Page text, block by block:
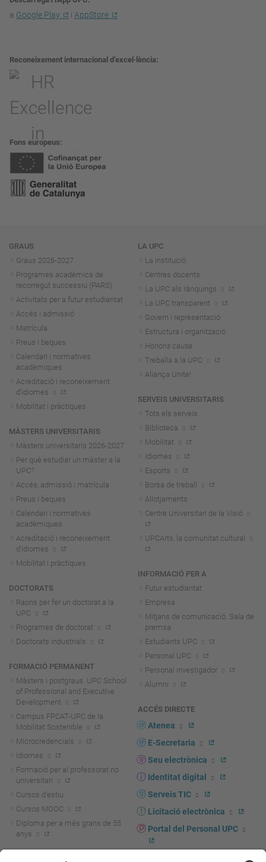
a Google Play i AppStore
Reconeixement internacional d’excel·lència
Fons europeus
Navegació
GRAUS
Graus 2026-2027
Programes acadèmics de
recorregut successiu (PARS)
Activitats per a futur estudiantat
Accés i admissió
Matrícula
Preus i beques
Calendari i normatives
acadèmiques
Acreditació i reconeixement
d'idiomes
Mobilitat i pràctiques
MÀSTERS UNIVERSITARIS
Màsters universitaris 2026-2027
Per què estudiar un màster a la
UPC?
Accés, admissió i matrícula
Preus i beques
Calendari i normatives
acadèmiques
Acreditació i reconeixement
d'idiomes
Mobilitat i pràctiques
DOCTORATS
Raons per fer un doctorat a la
UPC
Programes de doctorat
Doctorats industrials
FORMACIÓ PERMANENT
Màsters i postgraus. UPC School
of Professional and Executive
Development
Campus FPCAT-UPC de la
Mobilitat Sostenible
Microcredencials
Idiomes
Formació per al professorat no
universitari
Cursos d'estiu
Cursos MOOC
Diploma per a més grans de 55
anys
LA UPC
La institució
Centres docents
La UPC als rànquings
La UPC transparent
Govern i representació
Estructura i organització
Honoris causa
Treballa a la UPC
Aliança Unite!
SERVEIS UNIVERSITARIS
Tots els serveis
Biblioteca
Mobilitat
Idiomes
Esports
Borsa de treball
Allotjaments
Centre Universitari de la Visió
UPCArts, la comunitat cultural
INFORMACIÓ PER A
Futur estudiantat
Empresa
Mitjans de comunicació. Sala de
premsa
Estudiants UPC
Personal UPC
Personal investigador
Alumni
ACCÉS DIRECTE
Atenea
E-Secretaria
Seu electrònica
Identitat digital
Serveis TIC
Licitació electrònica
Portal del Personal UPC